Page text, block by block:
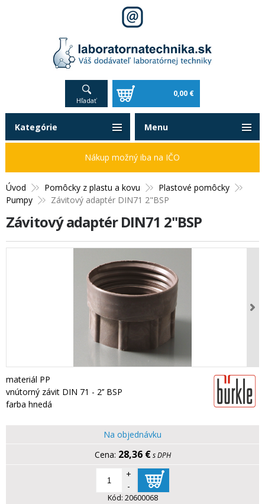
Hľadať
0,00 €
Úvod Pomôcky z plastu a kovu
Plastové pomôcky
Pumpy
Závitový adaptér DIN71 2"BSP
Závitový adaptér DIN71 2"BSP
materiál PP
vnútorný závit DIN 71 - 2’’ BSP
farba hnedá
Na objednávku
28,36 € s DPH
+
-
Kód: 20600068
Kategórie
Nákup možný iba na IČO
Menu